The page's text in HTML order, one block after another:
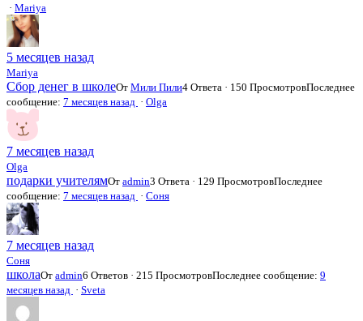
· Mariya
5 месяцев назад
Mariya
Сбор денег в школеОт Мили Пили4 Ответа · 150 ПросмотровПоследнее
сообщение: 7 месяцев назад · Olga
7 месяцев назад
Olga
подарки учителямОт admin3 Ответа · 129 ПросмотровПоследнее
сообщение: 7 месяцев назад · Соня
7 месяцев назад
Соня
школаОт admin6 Ответов · 215 ПросмотровПоследнее сообщение: 9
месяцев назад · Sveta